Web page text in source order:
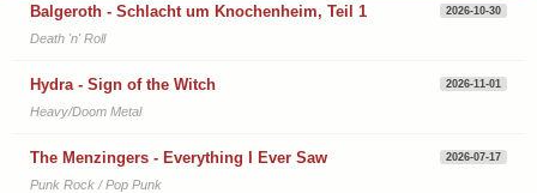
Balgeroth - Schlacht um Knochenheim, Teil 1 2026-10-30
Death 'n' Roll
Hydra - Sign of the Witch 2026-11-01
Heavy/Doom Metal
The Menzingers - Everything I Ever Saw 2026-07-17
Punk Rock / Pop Punk